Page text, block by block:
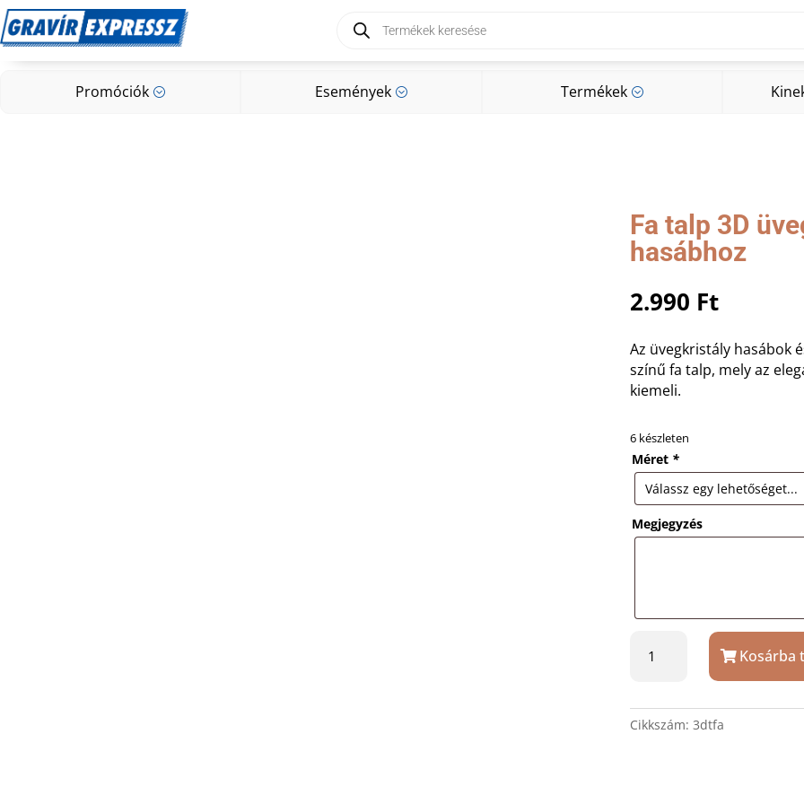
search
Promóciók ; Események ; Termékek ;
Promóciók; Események
Fa talp 3D
hasábhoz
2.990 Ft
Az üvegkristály hasábok
színű fa talp, mely az
kiemeli.
6 készleten
Méret *
Megjegyzés
talp
kockához
Kosárba
Cikkszám: 3dtfa